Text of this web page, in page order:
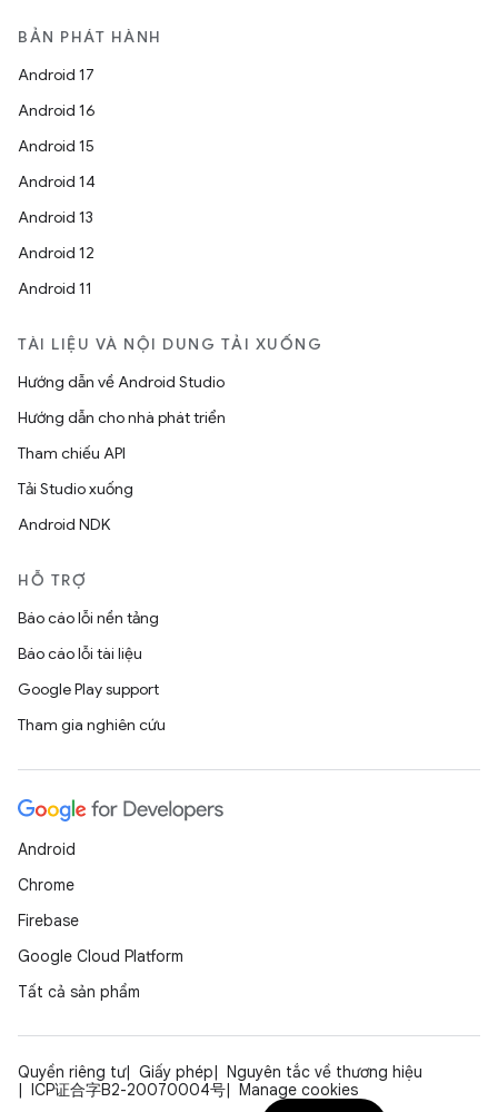
BẢN PHÁT HÀNH
Android 17
Android 16
Android 15
Android 14
Android 13
Android 12
Android 11
TÀI LIỆU VÀ NỘI DUNG TẢI XUỐNG
Hướng dẫn về Android Studio
Hướng dẫn cho nhà phát triển
Tham chiếu API
Tải Studio xuống
Android NDK
HỖ TRỢ
Báo cáo lỗi nền tảng
Báo cáo lỗi tài liệu
Google Play support
Tham gia nghiên cứu
Android
Chrome
Firebase
Google Cloud Platform
Tất cả sản phẩm
Quyền riêng tư Giấy phép
Nguyên tắc về thương hiệu
ICP证合字B2-20070004号
Manage cookies